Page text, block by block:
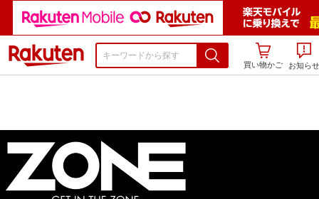
楽天市場
買い物かご
お知らせ